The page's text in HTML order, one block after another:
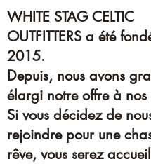
WHITE STAG CELTIC
OUTFITTERS a été
2015.
Depuis, nous avons
élargi notre offre à nos
Si vous décidez de
rejoindre pour une
rêve, vous serez